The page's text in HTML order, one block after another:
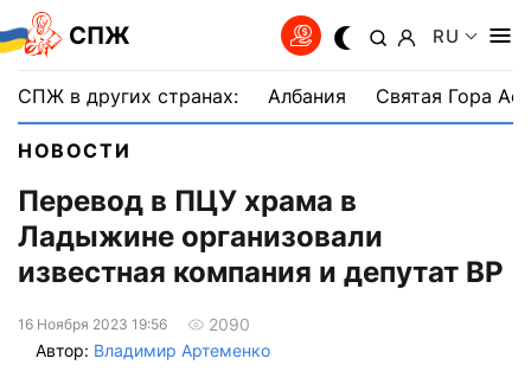
СПЖ RU
СПЖ в других странах: Албания Святая Гора
НОВОСТИ
Перевод в ПЦУ храма в
Ладыжине организовали
известная компания и депутат ВР
16 Ноября 2023 19:56
2090
Автор: Владимир Артеменко